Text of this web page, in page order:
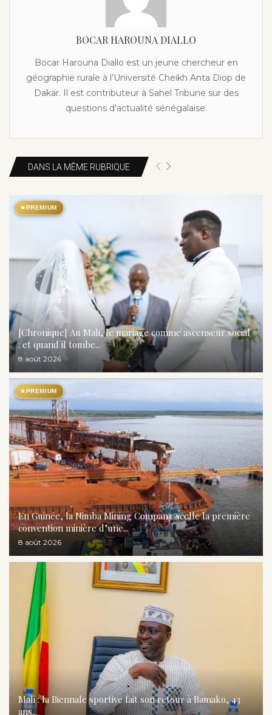
BOCAR HAROUNA DIALLO
Bocar Harouna Diallo est un jeune chercheur en
géographie rurale à l’Université Cheikh Anta Diop de
Dakar. Il est contributeur à Sahel Tribune sur des
questions d'actualité sénégalaise.
DANS LA MÊME RUBRIQUE
★PREMIUM
[Chronique] Au Mali, le mariage comme ascenseur social
: et quand il tombe...
8 août 2026
★PREMIUM
En Guinée, la Nimba Mining Company scelle la première
convention minière d’une...
8 août 2026
Mali : la Biennale sportive fait son retour à Bamako, 43
ans...